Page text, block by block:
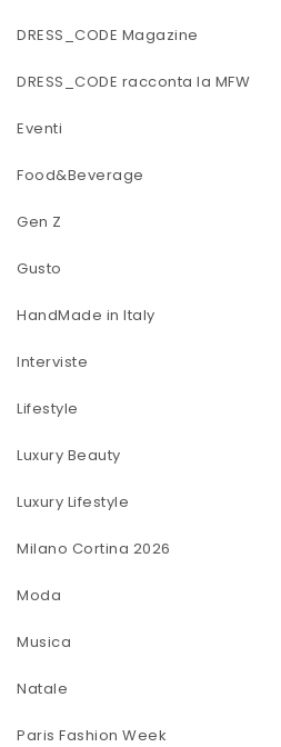
DRESS_CODE Magazine
DRESS_CODE racconta la MFW
Eventi
Food&Beverage
Gen Z
Gusto
HandMade in Italy
Interviste
Lifestyle
Luxury Beauty
Luxury Lifestyle
Milano Cortina 2026
Moda
Musica
Natale
Paris Fashion Week